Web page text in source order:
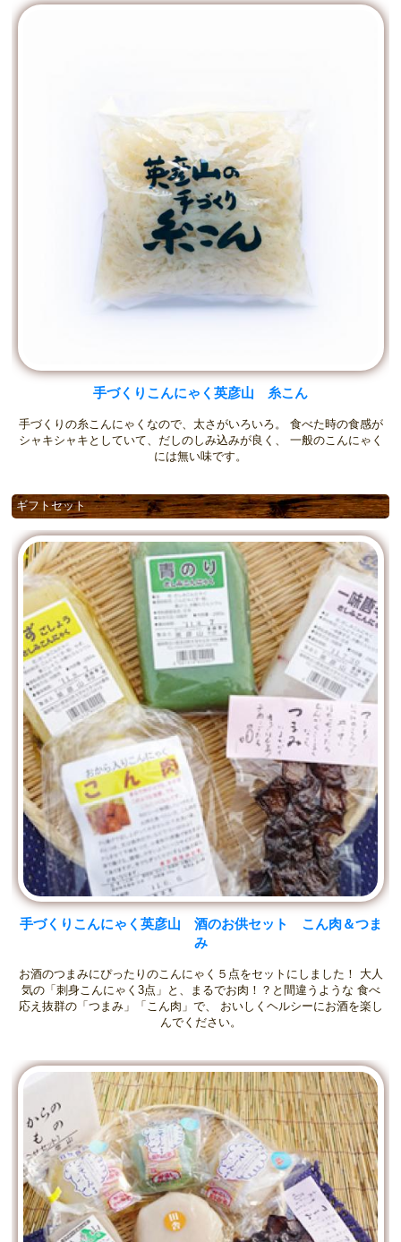
手づくりこんにゃく英彦山 糸こん
手づくりの糸こんにゃくなので、太さがいろいろ。 食べた時の食感が
シャキシャキとしていて、だしのしみ込みが良く、 一般のこんにゃく
には無い味です。
ギフトセット
手づくりこんにゃく英彦山 酒のお供セット こん肉＆つま
み
お酒のつまみにぴったりのこんにゃく５点をセットにしました！ 大人
気の「刺身こんにゃく3点」と、まるでお肉！？と間違うような 食べ
応え抜群の「つまみ」「こん肉」で、 おいしくヘルシーにお酒を楽し
んでください。